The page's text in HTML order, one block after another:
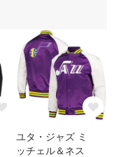
ユタ・ジャズ ミ
ッチェル＆ネス